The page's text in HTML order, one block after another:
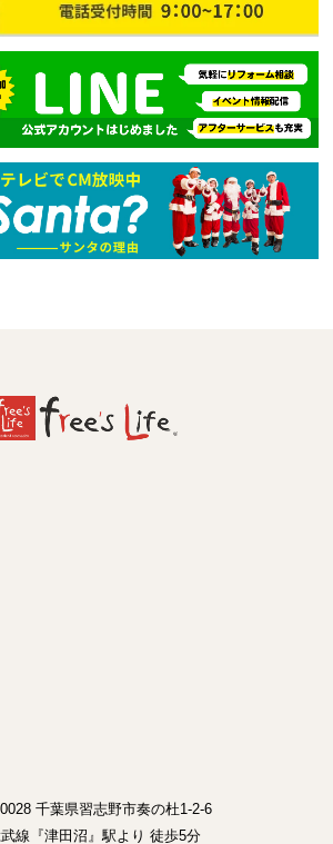
千葉県習志野市奏の杜1-2-6
線『津田沼』駅より 徒歩5分